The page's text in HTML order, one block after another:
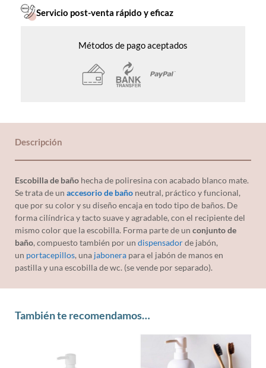
Servicio post-venta rápido y eficaz
Métodos de pago aceptados
Descripción
Escobilla de baño hecha de poliresina con acabado blanco mate.
Se trata de un accesorio de baño neutral, práctico y funcional,
que por su color y su diseño encaja en todo tipo de baños. De
forma cilíndrica y tacto suave y agradable, con el recipiente del
mismo color que la escobilla. Forma parte de un conjunto de
baño, compuesto también por un dispensadorde jabón,
un portacepillos, una jabonera para el jabón de manos en
pastilla y una escobilla de wc. (se vende por separado).
También te recomendamos…